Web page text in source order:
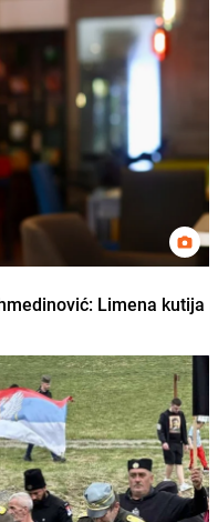
Limena kutija